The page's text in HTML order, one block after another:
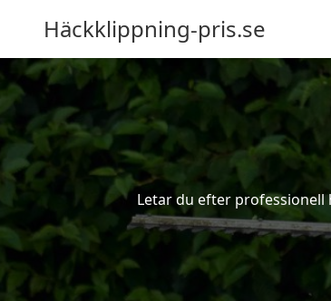
Häckklippning-pris.se
Letar du efter professionell